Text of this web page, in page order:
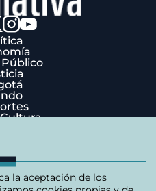
privacidad
cookies
la aceptación de los